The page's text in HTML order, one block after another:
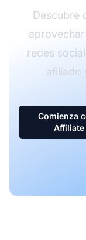
Descubre
redes
afiliado
Comienza
Affiliate